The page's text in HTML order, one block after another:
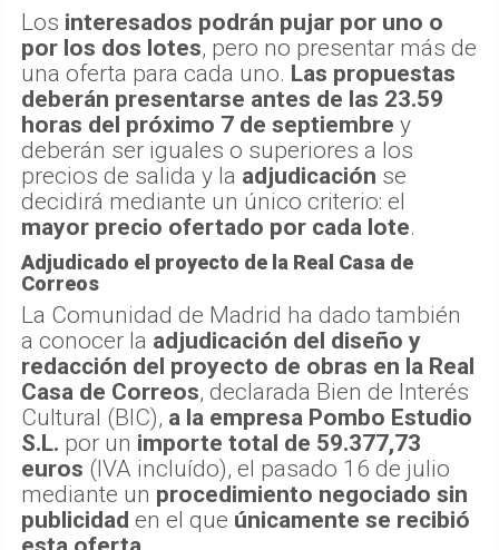
Los interesados podrán pujar por uno o
por los dos lotes, pero no presentar más de
una oferta para cada uno. Las propuestas
deberán presentarse antes de las 23.59
horas del próximo 7 de septiembre y
deberán ser iguales o superiores a los
precios de salida y la adjudicación se
decidirá mediante un único criterio: el
mayor precio ofertado por cada lote.
Adjudicado el proyecto de la Real Casa de
Correos
La Comunidad de Madrid ha dado también
a conocer la adjudicación del diseño y
redacción del proyecto de obras en la Real
Casa de Correos, declarada Bien de Interés
Cultural (BIC), a la empresa Pombo Estudio
S.L. por un importe total de 59.377,73
euros (IVA incluído), el pasado 16 de julio
mediante un procedimiento negociado sin
publicidad en el que únicamente se recibió